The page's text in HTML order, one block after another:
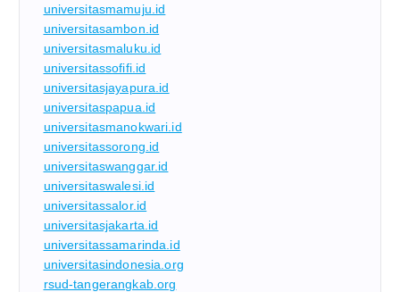
universitasmamuju.id
universitasambon.id
universitasmaluku.id
universitassofifi.id
universitasjayapura.id
universitaspapua.id
universitasmanokwari.id
universitassorong.id
universitaswanggar.id
universitaswalesi.id
universitassalor.id
universitasjakarta.id
universitassamarinda.id
universitasindonesia.org
rsud-tangerangkab.org